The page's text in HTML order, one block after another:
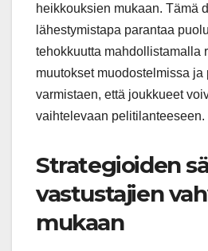
heikkouksien mukaan. Tämä
lähestymistapa parantaa
tehokkuutta mahdollistamalla
muutokset muodostelmissa
varmistaen, että joukkueet
vaihtelevaan pelitilanteeseen.
Strategioiden
vastustajien
mukaan